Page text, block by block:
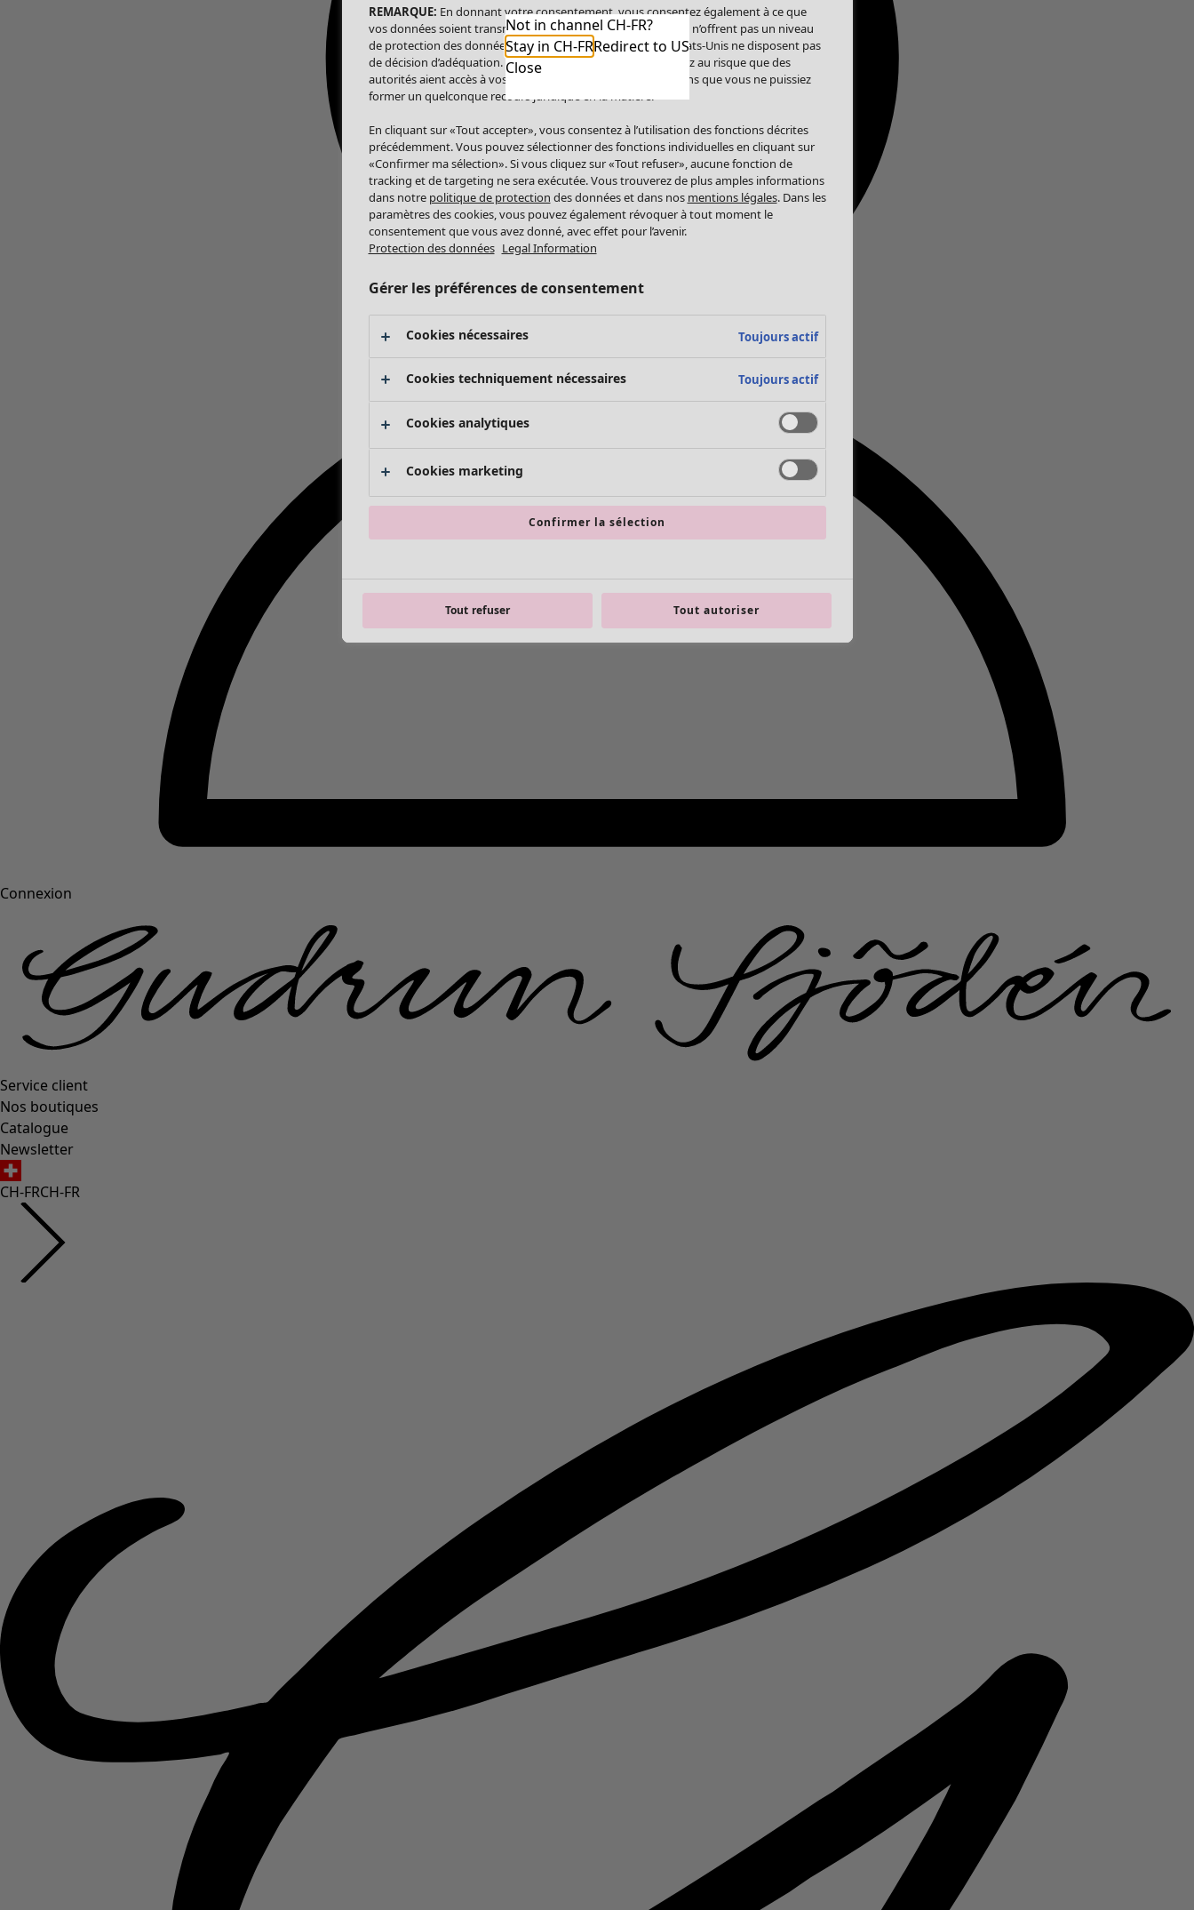
Connexion
Service client
Nos boutiques
Catalogue
Newsletter
CH-FRCH-FR
Not in channel CH-FR?
Stay in CH-FRRedirect to US
Close
REMARQUE: En donnant votre consentement, vous consentez également à ce que
vos données soient transmises aux États-Unis. Les États-Unis n’offrent pas un niveau
de protection des données comparable à celui de l’UE. Les États-Unis ne disposent pas
de décision d’adéquation. Par conséquent, vous vous exposez au risque que des
autorités aient accès à vos données à caractère personnel sans que vous ne puissiez
former un quelconque recours juridique en la matière.
En cliquant sur «Tout accepter», vous consentez à l’utilisation des fonctions décrites
précédemment. Vous pouvez sélectionner des fonctions individuelles en cliquant sur
«Confirmer ma sélection». Si vous cliquez sur «Tout refuser», aucune fonction de
tracking et de targeting ne sera exécutée. Vous trouverez de plus amples informations
dans notre politique de protection des données et dans nos mentions légales. Dans les
paramètres des cookies, vous pouvez également révoquer à tout moment le
consentement que vous avez donné, avec effet pour l’avenir.
Protection des données Legal Information
Gérer les préférences de consentement
Cookies nécessaires Toujours actif
Cookies techniquement nécessaires Toujours actif
Cookies analytiques
Cookies marketing
Confirmer la sélection
Tout refuser Tout autoriser